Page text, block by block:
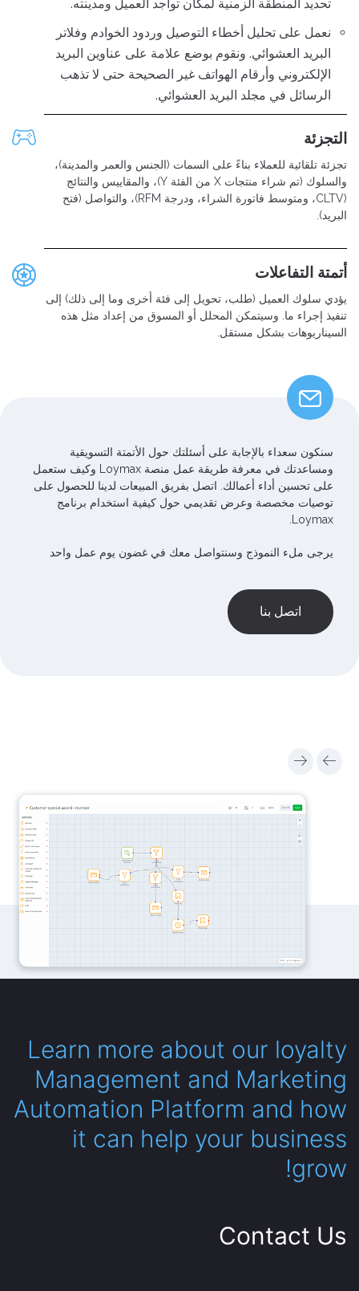
تحديد المنطقة الزمنية لمكان تواجد العميل ومدينته.
نعمل على تحليل أخطاء التوصيل وردود الخوادم وفلاتر
البريد العشوائي. ونقوم بوضع علامة على عناوين البريد
الإلكتروني وأرقام الهواتف غير الصحيحة حتى لا تذهب
الرسائل في مجلد البريد العشوائي.
سنكون سعداء بالإجابة على أسئلتك حول الأتمتة التسويقية
ومساعدتك في معرفة طريقة عمل منصة Loymax وكيف ستعمل
على تحسين أداء أعمالك. اتصل بفريق المبيعات لدينا للحصول على
توصيات مخصصة وعرض تقديمي حول كيفية استخدام برنامج
Loymax.
يرجى ملء النموذج وسنتواصل معك في غضون يوم عمل واحد
اتصل بنا
التجزئة
تجزئة تلقائية للعملاء بناءً على السمات (الجنس والعمر والمدينة)،
والسلوك (تم شراء منتجات X من الفئة Y)، والمقاييس والنتائج
(CLTV، ومتوسط ​​فاتورة الشراء، ودرجة RFM)، والتواصل (فتح
البريد).
أتمتة التفاعلات
يؤدي سلوك العميل (طلب، تحويل إلى فئة أخرى وما إلى ذلك) إلى
تنفيذ إجراء ما. وسيتمكن المحلل أو المسوق من إعداد مثل هذه
السيناريوهات بشكل مستقل.
Learn more about our loyalty
Management and Marketing
Automation Platform and how
it can help your business
grow!
Contact Us